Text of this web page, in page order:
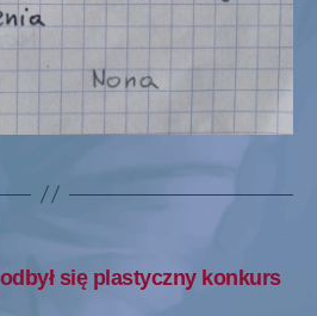
się plastyczny konkurs